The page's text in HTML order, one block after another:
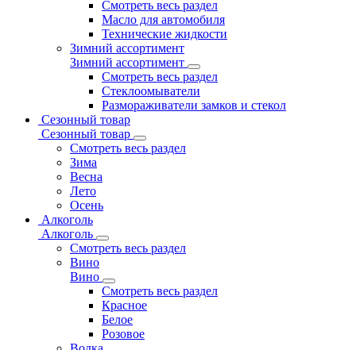
Смотреть весь раздел
Масло для автомобиля
Технические жидкости
Зимний ассортимент
Зимний ассортимент
Смотреть весь раздел
Стеклоомыватели
Размораживатели замков и стекол
Сезонный товар
Сезонный товар
Смотреть весь раздел
Зима
Весна
Лето
Осень
Алкоголь
Алкоголь
Смотреть весь раздел
Вино
Вино
Смотреть весь раздел
Красное
Белое
Розовое